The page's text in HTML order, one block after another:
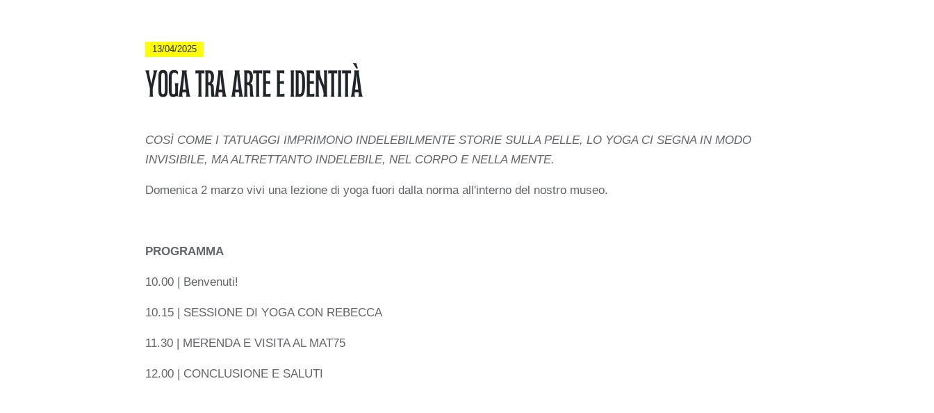
13/04/2025
Yoga tra arte e identità
COSÌ COME I TATUAGGI IMPRIMONO INDELEBILMENTE STORIE SULLA PELLE, LO YOGA CI SEGNA IN MODO
INVISIBILE, MA ALTRETTANTO INDELEBILE, NEL CORPO E NELLA MENTE.
Domenica 2 marzo vivi una lezione di yoga fuori dalla norma all'interno del nostro museo.
PROGRAMMA
10.00 | Benvenuti!
10.15 | SESSIONE DI YOGA CON REBECCA
11.30 | MERENDA E VISITA AL MAT75
12.00 | CONCLUSIONE E SALUTI